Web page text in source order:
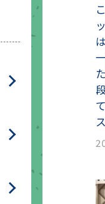
平織金網
綾織金網
特殊線材
マグネス
マグネス
平畳織金網
綾畳織金網
クリンプ
ロックク
フラット
(滑面式金
トンキャ
(長目金網)
タイロッ
振動篩用
JIS試験
ワイヤー
装飾用織
ワイヤー
織金網加
金型パタ
在庫リスト
造粒機及
遠心分離
スーパー
スーパー
スーパー
ODSサニ
二相ステ
耐摩耗鋼
エンボス
樹脂パン
セレクト
オーダー
大開孔率
C.G.P/コ
開孔率自
重量自動
パンチン